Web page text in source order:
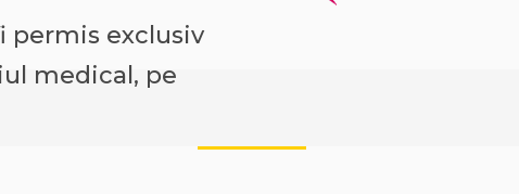
permis exclusiv
medical, pe